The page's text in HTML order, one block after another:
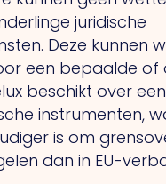
juridische
Deze kunnen
een bepaalde
beschikt over
instrumenten,
is om
dan in EU-